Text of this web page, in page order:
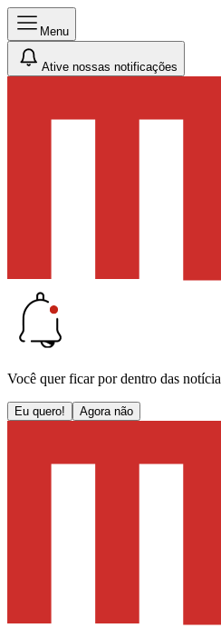
Menu
Ative nossas notificações
Você quer ficar por dentro das
Eu quero! Agora não